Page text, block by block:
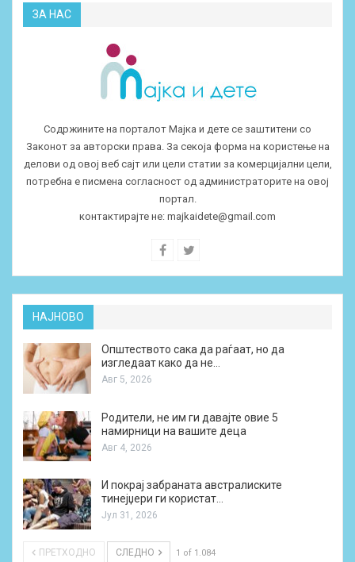
ЗА НАС
Содржините на порталот Мајка и дете се заштитени со
Законот за авторски права. За секоја форма на користење на
делови од овој веб сајт или цели статии за комерцијални цели,
потребна е писмена согласност од администраторите на овој
портал.
контактирајте не: majkaidete@gmail.com
НАЈНОВО
Општеството сака да раѓаат, но да
изгледаат како да не…
Авг 5, 2026
Родители, не им ги давајте овие 5
намирници на вашите деца
Авг 4, 2026
И покрај забраната австралиските
тинејџери ги користат…
Јул 31, 2026
ПРЕТХОДНО СЛЕДНО 1 of 1.084